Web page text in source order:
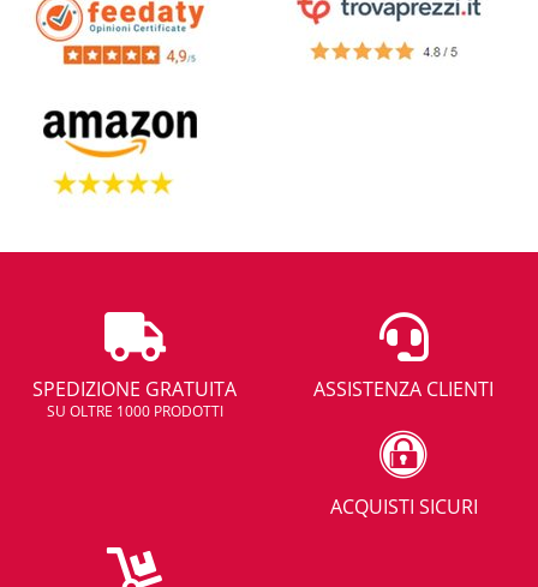
SPEDIZIONE GRATUITA
SU OLTRE 1000 PRODOTTI
ASSISTENZA CLIENTI
ACQUISTI SICURI